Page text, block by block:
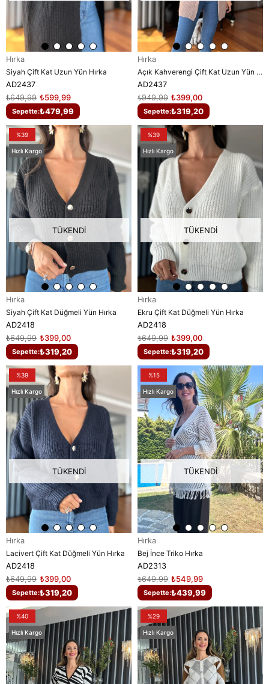
Hırka
Siyah Çift Kat Uzun Yün Hırka
AD2437
₺599,99
₺649,99
Sepette:₺479,99
Hırka
Açık Kahverengi Çift Kat Uzun Yün Hırka
AD2437
₺399,00
₺949,99
Sepette:₺319,20
TÜKENDI
Hırka
Siyah Çift Kat Düğmeli Yün Hırka
AD2418
₺399,00
₺649,99
Sepette:₺319,20
%39
Hızlı Kargo
TÜKENDI
Hırka
Ekru Çift Kat Düğmeli Yün Hırka
AD2418
₺399,00
₺649,99
Sepette:₺319,20
%39
Hızlı Kargo
TÜKENDI
Hırka
Lacivert Çift Kat Düğmeli Yün Hırka
AD2418
₺399,00
₺649,99
Sepette:₺319,20
%39
Hızlı Kargo
TÜKENDI
Hırka
Bej İnce Triko Hırka
AD2313
₺549,99
₺649,99
Sepette:₺439,99
%15
Hızlı Kargo
%40
Hızlı Kargo
%29
Hızlı Kargo